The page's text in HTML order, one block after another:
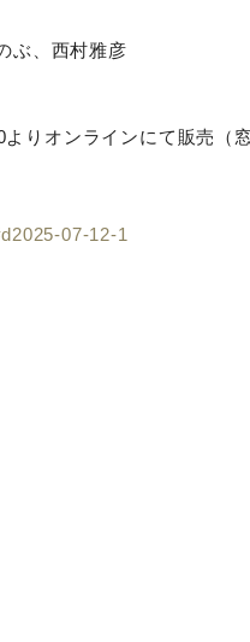
ぶ、西村雅彦
りオンラインにて販売（
07-12-1